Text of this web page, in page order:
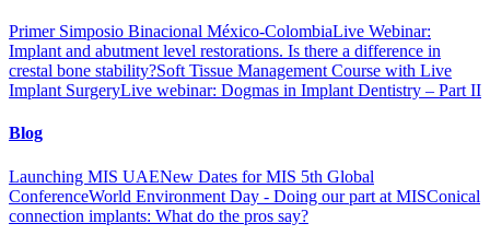
Primer Simposio Binacional México-ColombiaLive Webinar:
Implant and abutment level restorations. Is there a difference in
crestal bone stability?Soft Tissue Management Course with Live
Implant SurgeryLive webinar: Dogmas in Implant Dentistry – Part II
Blog
Launching MIS UAENew Dates for MIS 5th Global
ConferenceWorld Environment Day - Doing our part at MISConical
connection implants: What do the pros say?